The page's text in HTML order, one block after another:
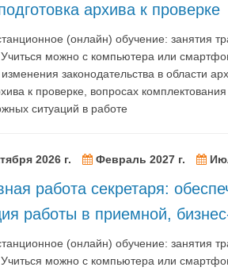
архива к проверке
(онлайн) обучение: занятия
Учиться можно с компьютера или
законодательства в области
к проверке, вопросах
ситуаций в работе
2026 г. Февраль 2027 г.
работа секретаря:
работы в приемной,
(онлайн) обучение: занятия
Учиться можно с компьютера или